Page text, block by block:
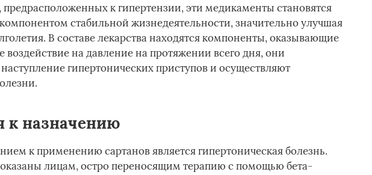
предрасположенных к гипертензии, эти медикаменты становятся
стабильной жизнедеятельности, значительно улучшая
В составе лекарства находятся компоненты, оказывающие
воздействие на давление на протяжении всего дня, они
гипертонических приступов и осуществляют
к назначению
к применению сартанов является гипертоническая болезнь.
лицам, остро переносящим терапию с помощью бета-